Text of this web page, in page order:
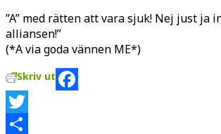
”A” med rätten att vara sjuk! Nej just ja
alliansen!”
(*A via goda vännen ME*)
Skriv ut
Facebook
Twitter